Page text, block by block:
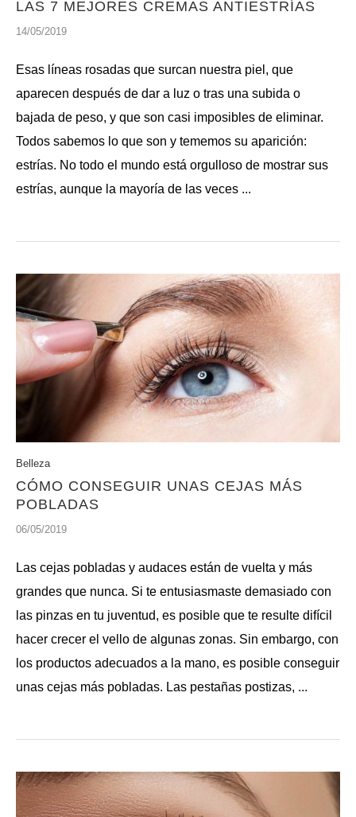
LAS 7 MEJORES CREMAS ANTIESTRÍAS
14/05/2019
Esas líneas rosadas que surcan nuestra piel, que
aparecen después de dar a luz o tras una subida o
bajada de peso, y que son casi imposibles de eliminar.
Todos sabemos lo que son y tememos su aparición:
estrías. No todo el mundo está orgulloso de mostrar sus
estrías, aunque la mayoría de las veces ...
Belleza
CÓMO CONSEGUIR UNAS CEJAS MÁS
POBLADAS
06/05/2019
Las cejas pobladas y audaces están de vuelta y más
grandes que nunca. Si te entusiasmaste demasiado con
las pinzas en tu juventud, es posible que te resulte difícil
hacer crecer el vello de algunas zonas. Sin embargo, con
los productos adecuados a la mano, es posible conseguir
unas cejas más pobladas. Las pestañas postizas, ...